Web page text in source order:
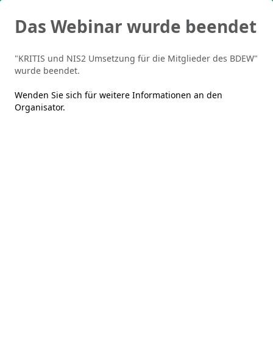
Das Webinar wurde beendet
"KRITIS und NIS2 Umsetzung für die Mitglieder des BDEW"
wurde beendet.
Wenden Sie sich für weitere Informationen an den
Organisator.